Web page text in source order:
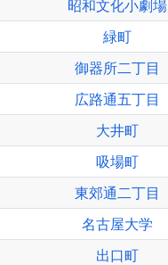
昭和文化小劇場
緑町
御器所二丁目
広路通五丁目
大井町
吸場町
東郊通二丁目
名古屋大学
出口町